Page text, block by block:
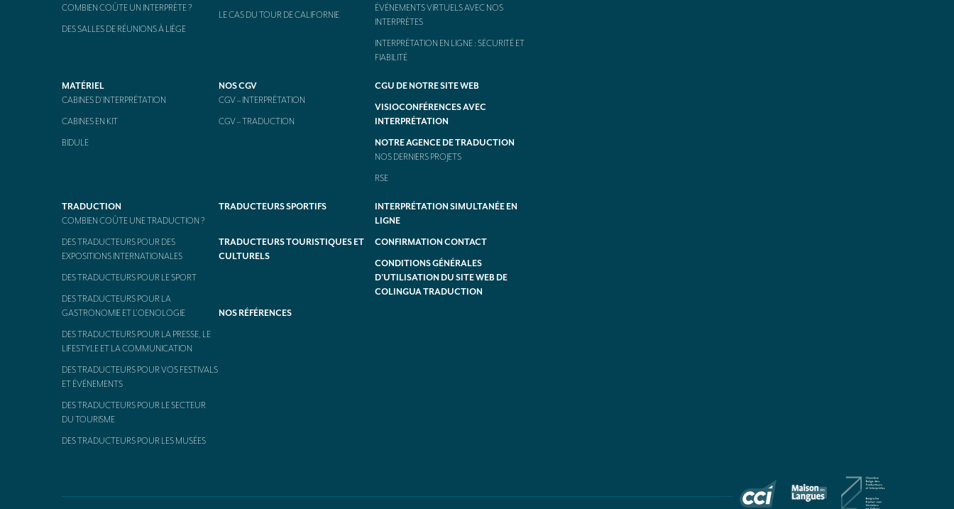
COMBIEN COÛTE UN INTERPRÈTE ?
DES SALLES DE RÉUNIONS À LIÈGE
LE CAS DU TOUR DE CALIFORNIE
ÉVÉNEMENTS VIRTUELS AVEC NOS
INTERPRÈTES
INTERPRÉTATION EN LIGNE : SÉCURITÉ ET
FIABILITÉ
MATÉRIEL
CABINES D’INTERPRÉTATION
CABINES EN KIT
BIDULE
NOS CGV
CGV – INTERPRÉTATION
CGV – TRADUCTION
CGU DE NOTRE SITE WEB
VISIOCONFÉRENCES AVEC
INTERPRÉTATION
NOTRE AGENCE DE TRADUCTION
NOS DERNIERS PROJETS
RSE
TRADUCTION
COMBIEN COÛTE UNE TRADUCTION ?
DES TRADUCTEURS POUR DES
EXPOSITIONS INTERNATIONALES
DES TRADUCTEURS POUR LE SPORT
DES TRADUCTEURS POUR LA
GASTRONOMIE ET L’OENOLOGIE
DES TRADUCTEURS POUR LA PRESSE, LE
LIFESTYLE ET LA COMMUNICATION
DES TRADUCTEURS POUR VOS FESTIVALS
ET ÉVÉNEMENTS
DES TRADUCTEURS POUR LE SECTEUR
DU TOURISME
DES TRADUCTEURS POUR LES MUSÉES
TRADUCTEURS SPORTIFS
INTERPRÉTATION SIMULTANÉE EN
LIGNE
TRADUCTEURS TOURISTIQUES ET
CULTURELS
CONFIRMATION CONTACT
CONDITIONS GÉNÉRALES
D’UTILISATION DU SITE WEB DE
COLINGUA TRADUCTION
NOS RÉFÉRENCES